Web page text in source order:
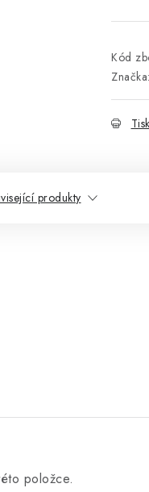
Kód
Značka:
Tisk
produkty
položce.